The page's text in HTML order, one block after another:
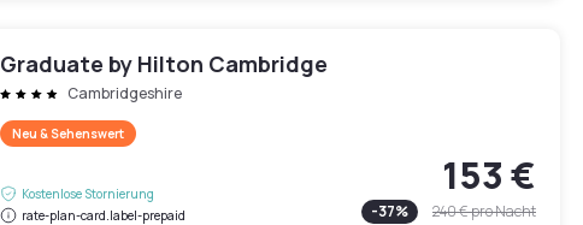
Graduate by Hilton Cambridge
Cambridgeshire
Neu & Sehenswert
Kostenlose Stornierung
rate-plan-card.label-prepaid
153 €
-37% 240 €pro Nacht